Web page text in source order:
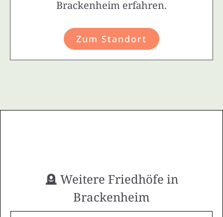
Brackenheim erfahren.
Zum Standort
🪦 Weitere Friedhöfe in
Brackenheim